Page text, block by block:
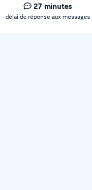
27 minutes
délai de réponse aux messages